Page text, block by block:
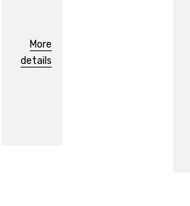
More
details